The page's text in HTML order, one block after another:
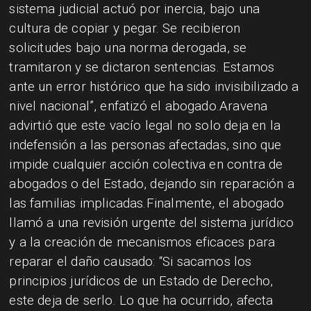
sistema judicial actuó por inercia, bajo una
cultura de copiar y pegar. Se recibieron
solicitudes bajo una norma derogada, se
tramitaron y se dictaron sentencias. Estamos
ante un error histórico que ha sido invisibilizado a
nivel nacional”, enfatizó el abogado.Aravena
advirtió que este vacío legal no solo deja en la
indefensión a las personas afectadas, sino que
impide cualquier acción colectiva en contra de
abogados o del Estado, dejando sin reparación a
las familias implicadas.Finalmente, el abogado
llamó a una revisión urgente del sistema jurídico
y a la creación de mecanismos eficaces para
reparar el daño causado: “Si sacamos los
principios jurídicos de un Estado de Derecho,
este deja de serlo. Lo que ha ocurrido, afecta